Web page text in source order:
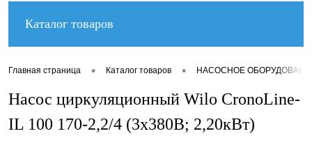
Каталог товаров
Главная страница • Каталог товаров • НАСОСНОЕ
Насос циркуляционный Wilo CronoLine-
IL 100 170-2,2/4 (3х380В; 2,20кВт)